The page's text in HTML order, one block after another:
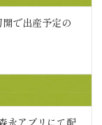
で出産予定の
永アプリにて配